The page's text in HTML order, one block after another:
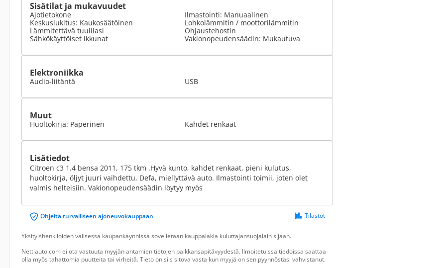
Sisätilat ja mukavuudet
Ajotietokone
Keskuslukitus: Kaukosäätöinen
Lämmitettävä tuulilasi
Sähkökäyttöiset ikkunat
Ilmastointi: Manuaalinen
Lohkolämmitin / moottorilämmitin
Ohjaustehostin
Vakionopeudensäädin: Mukautuva
Elektroniikka
Audio-liitäntä USB
Muut
Huoltokirja: Paperinen Kahdet renkaat
Lisätiedot
Citroen c3 1.4 bensa 2011, 175 tkm .Hyvä kunto, kahdet renkaat, pieni kulutus,
huoltokirja, öljyt juuri vaihdettu, Defa, miellyttävä auto. Ilmastointi toimii, joten olet
valmis helteisiin. Vakionopeudensäädin löytyy myös
Ohjeita turvalliseen ajoneuvokauppaan Tilastot
Yksityishenkilöiden välisessä kaupankäynnissä sovelletaan kauppalakia kuluttajansuojalain sijaan.
Nettiauto.com ei ota vastuuta myyjän antamien tietojen paikkansapitävyydestä. Ilmoitetuissa tiedoissa saattaa
olla myös tahattomia puutteita tai virheitä. Tieto on siis sitova vasta kun myyjä on sen pyynnöstäsi vahvistanut.